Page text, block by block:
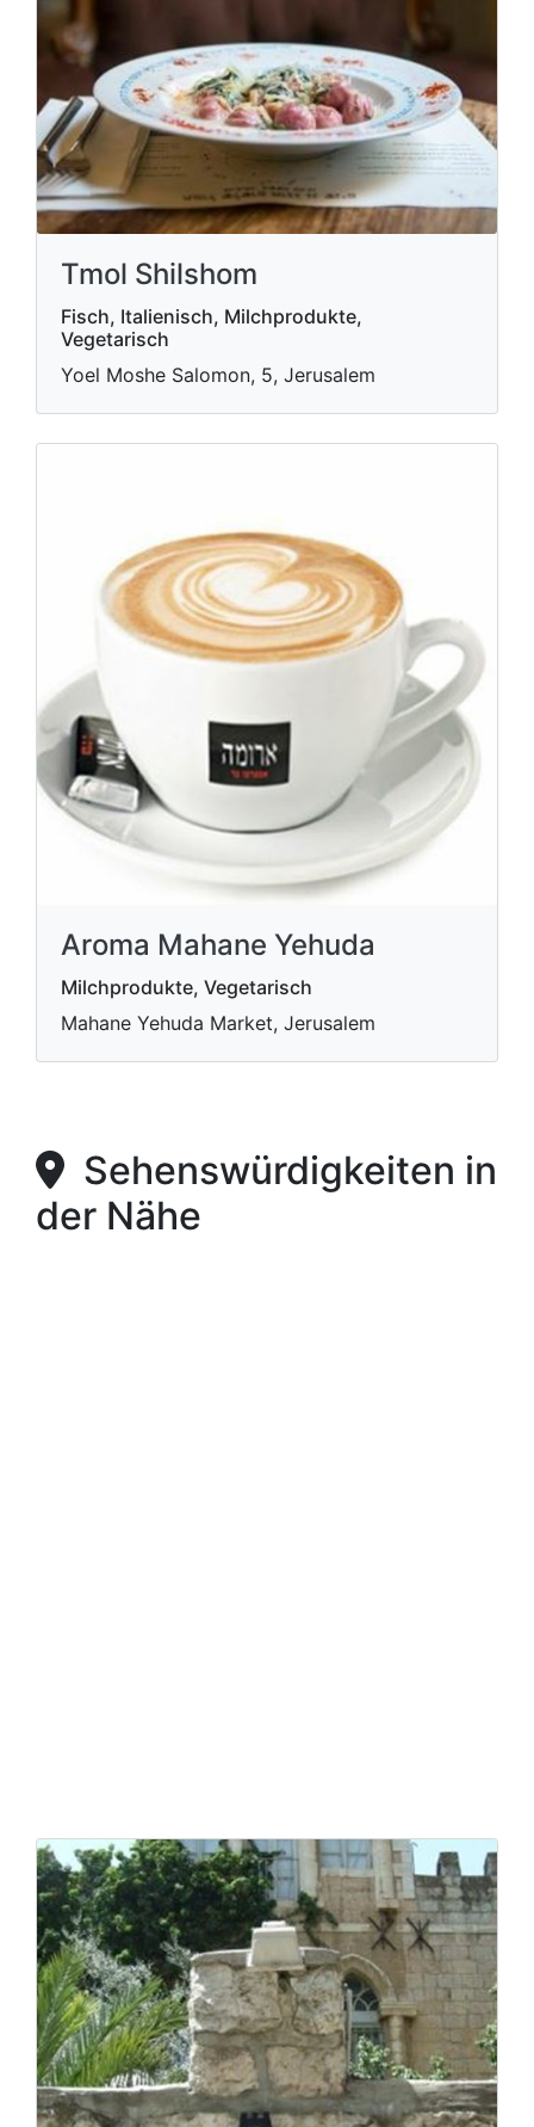
Tmol Shilshom
Fisch, Italienisch, Milchprodukte,
Vegetarisch
Yoel Moshe Salomon, 5, Jerusalem
Aroma Mahane Yehuda
Milchprodukte, Vegetarisch
Mahane Yehuda Market, Jerusalem
Sehenswürdigkeiten in
der Nähe